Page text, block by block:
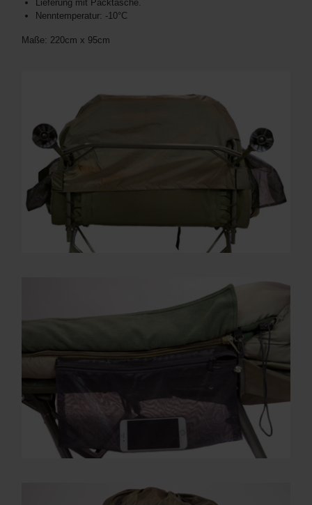
Lieferung mit Packtasche.
Nenntemperatur: -10°C
Maße: 220cm x 95cm